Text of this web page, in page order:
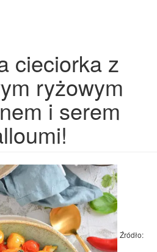
cieciorka z
ryżowym
i serem
Źródło: